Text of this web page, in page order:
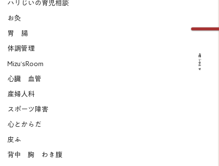
ハリじいの育児相談
お灸
胃 腸
体調管理
Mizu’sRoom
心臓 血管
産婦人科
スポーツ障害
心とからだ
皮ふ
背中 胸 わき腹
お問い合わせ